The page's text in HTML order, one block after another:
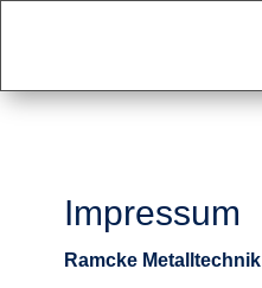
Impressum
Ramcke Metalltechnik